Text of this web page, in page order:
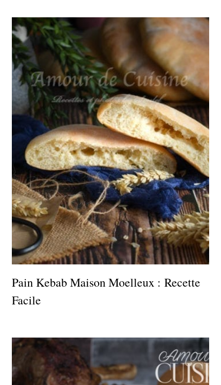
Pain Kebab Maison Moelleux : Recette
Facile